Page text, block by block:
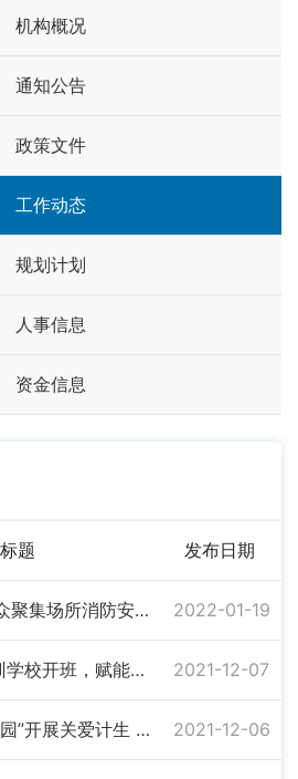
机构概况
通知公告
政策文件
工作动态
规划计划
人事信息
资金信息
题 发布日期
罗江镇：开展娱乐公众聚集场所消防安全整改专项行动 2022-01-19
罗江镇：“新农人”培训学校开班，赋能乡村振兴 2021-12-07
罗江镇黄市村“暖心家园”开展关爱计生 特扶家庭活动 2021-12-06